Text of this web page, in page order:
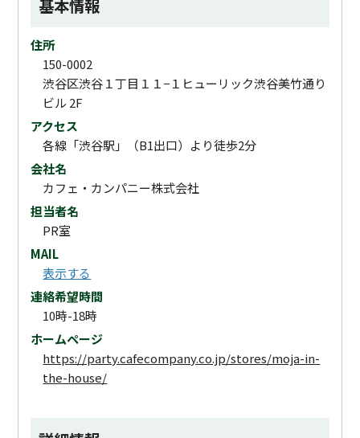
基本情報
住所
150-0002
渋谷区渋谷１丁目１１−１ヒューリック渋谷美竹通り
ビル 2F
アクセス
各線「渋谷駅」（B1出口）より徒歩2分
会社名
カフェ・カンパニー株式会社
担当者名
PR室
MAIL
表示する
連絡希望時間
10時-18時
ホームページ
https://party.cafecompany.co.jp/stores/moja-in-
the-house/